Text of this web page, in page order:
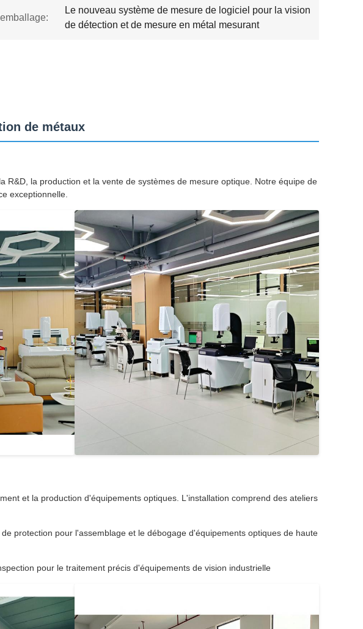
Le nouveau système de mesure de logiciel pour la vision
de détection et de mesure en métal mesurant
de métaux
la production et la vente de systèmes de mesure optique. Notre équipe de
exceptionnelle.
et la production d'équipements optiques. L'installation comprend des ateliers
protection pour l'assemblage et le débogage d'équipements optiques de haute
pour le traitement précis d'équipements de vision industrielle